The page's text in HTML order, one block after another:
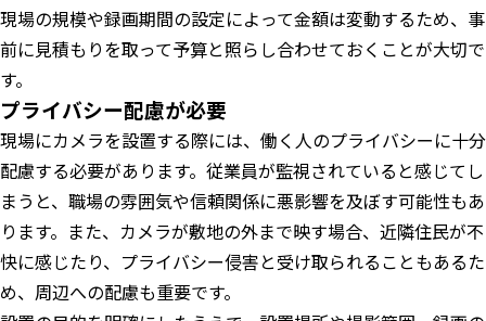
現場の規模や録画期間の設定によって金額は変動するため、事
前に見積もりを取って予算と照らし合わせておくことが大切で
す。
プライバシー配慮が必要
現場にカメラを設置する際には、働く人のプライバシーに十分
配慮する必要があります。従業員が監視されていると感じてし
まうと、職場の雰囲気や信頼関係に悪影響を及ぼす可能性もあ
ります。また、カメラが敷地の外まで映す場合、近隣住民が不
快に感じたり、プライバシー侵害と受け取られることもあるた
め、周辺への配慮も重要です。